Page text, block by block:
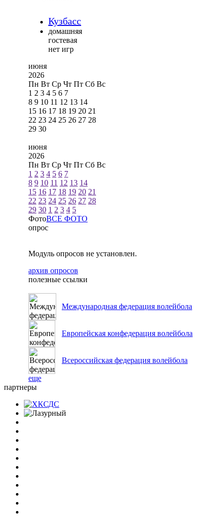
Кузбасс
домашняя
гостевая
нет игр
июня
2026
Пн Вт Ср Чт Пт Сб Вс
1 2 3 4 5 6 7
8 9 10 11 12 13 14
15 16 17 18 19 20 21
22 23 24 25 26 27 28
29 30
июня
2026
Пн Вт Ср Чт Пт Сб Вс
1 2 3 4 5 6 7
8 9 10 11 12 13 14
15 16 17 18 19 20 21
22 23 24 25 26 27 28
29 30 1 2 3 4 5
ФотоВСЕ ФОТО
опрос
Модуль опросов не установлен.
архив опросов
полезные ссылки
Международная федерация волейбола
Европейская конфедерация волейбола
Всероссийская федерация волейбола
еще
партнеры